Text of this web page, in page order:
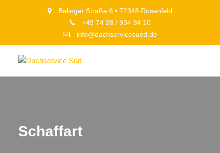
Balinger Straße 6 • 72348 Rosenfeld
+49 74 28 / 934 94 10
info@dachservicesued.de
Schaffart